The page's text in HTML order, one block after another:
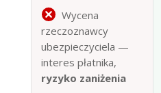
Wycena
rzeczoznawcy
ubezpieczyciela —
interes płatnika,
ryzyko zaniżenia